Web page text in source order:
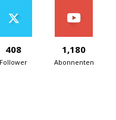
408
Follower
1,180
Abonnenten